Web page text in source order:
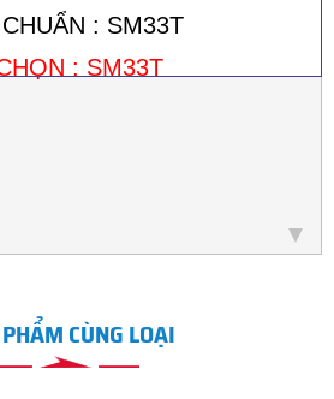
: SM33T
: SM33T
CÙNG LOẠI